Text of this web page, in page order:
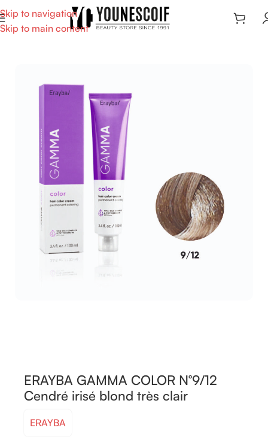
Skip to navigation
Skip to main content
ERAYBA GAMMA COLOR N°9/12
Cendré irisé blond très clair
ERAYBA